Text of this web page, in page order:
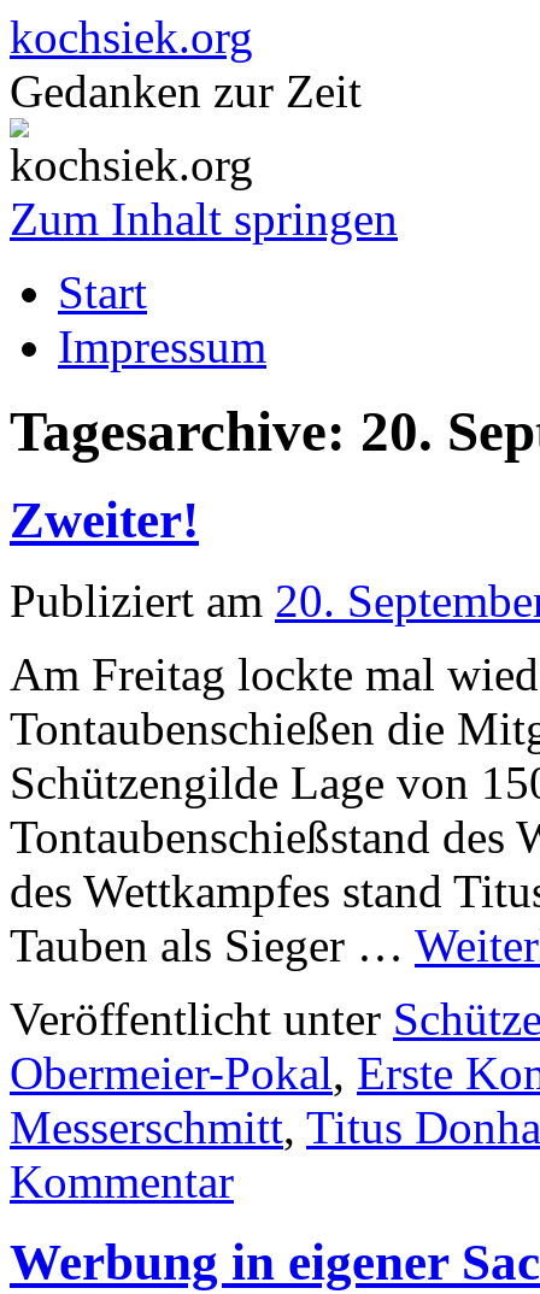
kochsiek.org
Gedanken zur Zeit
Zum Inhalt springen
Start
Impressum
Tagesarchive: 20.
Zweiter!
Publiziert am 20.
Am Freitag lockte mal
Tontaubenschießen die
Schützengilde Lage von
Tontaubenschießstand
des Wettkampfes stand
Tauben als Sieger …
Veröffentlicht unter
Obermeier-Pokal, Erste
Messerschmitt, Titus
Kommentar
Werbung in eigener